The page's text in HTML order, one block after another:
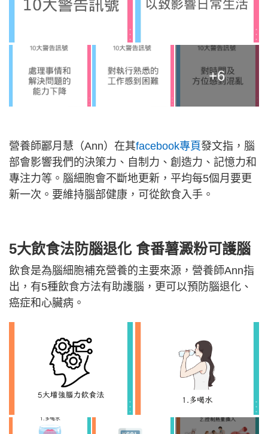
+6
營養師酈月慧（Ann）在其facebook專頁發文指，腦
部會影響我們的決策力、自制力、創造力、記憶力和
專注力等。腦細胞會不斷地更新，平均每5個月要更
新一次。要維持腦部健康，可從飲食入手。
5大飲食法防腦退化 食番薯澱粉可護腦
飲食是為腦細胞補充營養的主要來源，營養師Ann指
出，有5種飲食方法有助護腦，更可以預防腦退化、
癌症和心臟病。